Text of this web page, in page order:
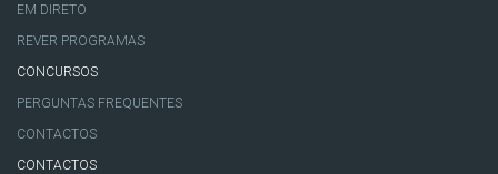
EM DIRETO
REVER PROGRAMAS
CONCURSOS
PERGUNTAS FREQUENTES
CONTACTOS
CONTACTOS